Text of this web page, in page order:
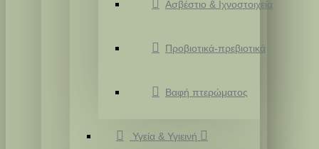
Ασβέστιο & Ιχνοστοιχεία
Προβιοτικά-πρεβιοτικά
Βαφή πτερώματος
Υγεία & Υγιεινή